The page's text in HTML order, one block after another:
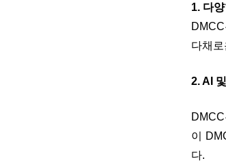
1. 다
DMCC
다채
2. AI
DMCC
이
다.